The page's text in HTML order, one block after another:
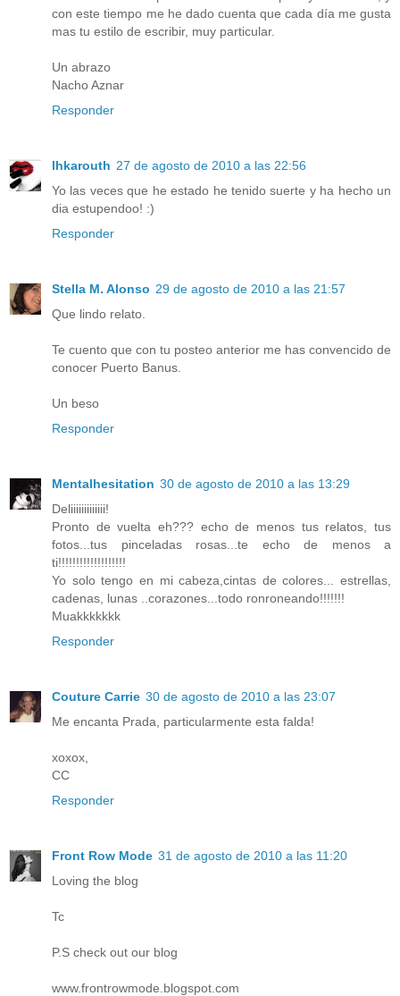
con este tiempo me he dado cuenta que cada día me gusta
mas tu estilo de escribir, muy particular.
Un abrazo
Nacho Aznar
Responder
lhkarouth 27 de agosto de 2010 a las 22:56
Yo las veces que he estado he tenido suerte y ha hecho un
dia estupendoo! :)
Responder
Stella M. Alonso 29 de agosto de 2010 a las 21:57
Que lindo relato.
Te cuento que con tu posteo anterior me has convencido de
conocer Puerto Banus.
Un beso
Responder
Mentalhesitation 30 de agosto de 2010 a las 13:29
Deliiiiiiiiiiiii!
Pronto de vuelta eh??? echo de menos tus relatos, tus
fotos...tus pinceladas rosas...te echo de menos a
ti!!!!!!!!!!!!!!!!!!!
Yo solo tengo en mi cabeza,cintas de colores... estrellas,
cadenas, lunas ..corazones...todo ronroneando!!!!!!!
Muakkkkkkk
Responder
Couture Carrie 30 de agosto de 2010 a las 23:07
Me encanta Prada, particularmente esta falda!
xoxox,
CC
Responder
Front Row Mode 31 de agosto de 2010 a las 11:20
Loving the blog
Tc
P.S check out our blog
www.frontrowmode.blogspot.com